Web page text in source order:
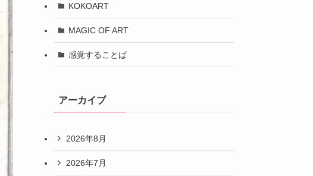
KOKOART
MAGIC OF ART
感覚することば
アーカイブ
2026年8月
2026年7月